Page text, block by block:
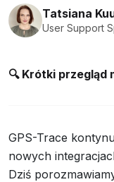
Tatsiana
User Support
🔍 Krótki przegląd
GPS-Trace
nowych
Dziś